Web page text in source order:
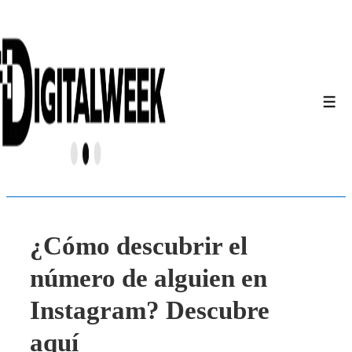
Saltar
al
contenido
principal
¿Cómo descubrir el
número de alguien en
Instagram? Descubre
aquí